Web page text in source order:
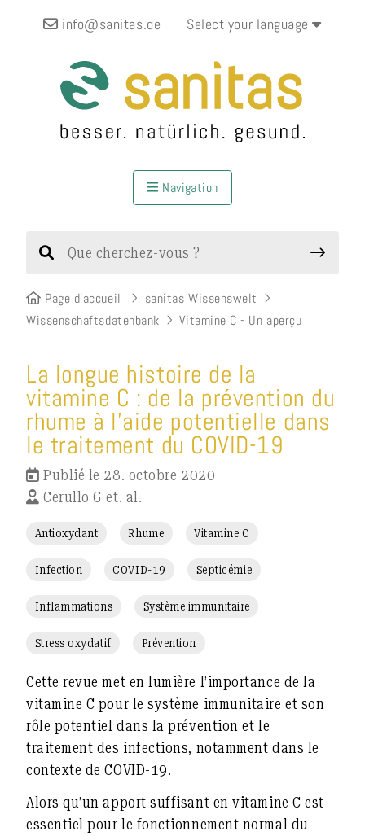
info@sanitas.de Select your language
Navigation
Page d’accueil
sanitas Wissenswelt
Wissenschaftsdatenbank
Vitamine C - Un aperçu
La longue histoire de la
vitamine C : de la prévention du
rhume à l’aide potentielle dans
le traitement du COVID-19
Publié le 28. octobre 2020
Cerullo G et. al.
Antioxydant Rhume Vitamine C
Infection COVID-19 Septicémie
Inflammations Système immunitaire
Stress oxydatif Prévention
Cette revue met en lumière l’importance de la
vitamine C pour le système immunitaire et son
rôle potentiel dans la prévention et le
traitement des infections, notamment dans le
contexte de COVID-19.
Alors qu’un apport suffisant en vitamine C est
essentiel pour le fonctionnement normal du